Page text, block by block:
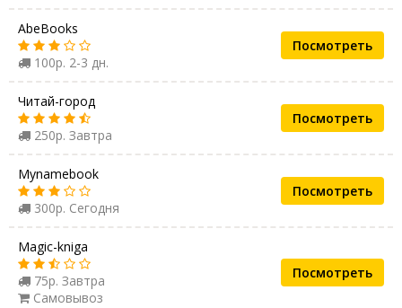
AbeBooks
100р. 2-3 дн.
Посмотреть
Читай-город
250р. Завтра
Посмотреть
Mynamebook
300р. Сегодня
Посмотреть
Magic-kniga
75р. Завтра
Самовывоз
Посмотреть